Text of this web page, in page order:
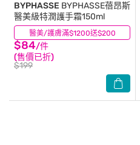
醫美/護膚滿$1200送$200
BYPHASSE BYPHASSE蓓昂斯
醫美級特潤護手霜150ml
$84/件
(售價已折)
$199
(36)